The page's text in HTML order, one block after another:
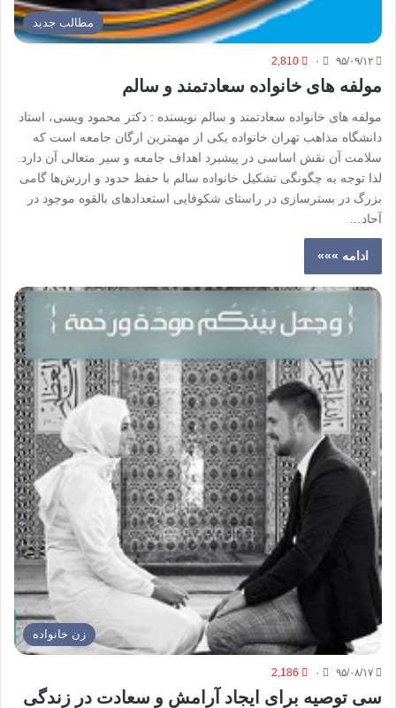
مطالب جدید
۹۵/۰۹/۱۲ ۰ 2,810
مولفه های خانواده سعادتمند و سالم
مولفه های خانواده سعادتمند و سالم نویسنده : دکتر محمود ویسی، استاد
دانشگاه مذاهب تهران خانواده یکی از مهمترین ارگان جامعه است که
سلامت آن نقش اساسی در پیشبرد اهداف جامعه و سیر متعالی آن دارد.
لذا توجه به چگونگی تشکیل خانواده سالم با حفظ حدود و ارزش‌ها گامی
بزرگ در بسترسازی در راستای شکوفایی استعدادهای بالقوه موجود در
آحاد…
ادامه »»»
زن خانواده
۹۵/۰۸/۱۷ ۰ 2,186
سی توصیه برای ایجاد آرامش و سعادت در زندگی